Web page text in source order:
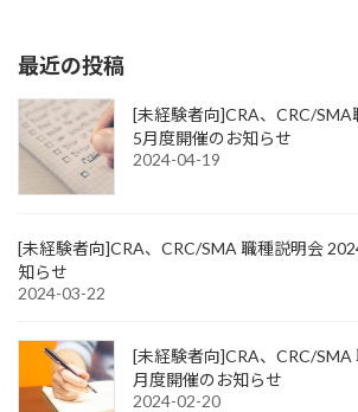
最近の投稿
[未経験者向]CRA、CRC/
5月度開催のお知らせ
2024-04-19
[未経験者向]CRA、CRC/SMA 職種説明会
知らせ
2024-03-22
[未経験者向]CRA、CRC/SMA
月度開催のお知らせ
2024-02-20